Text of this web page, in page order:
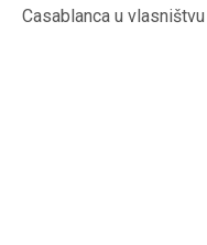
Casablanca u